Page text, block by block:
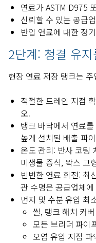
연료가 ASTM D975
신뢰할 수 있는 공급
반입 연료에 대한 정
2단계: 청결 유
현장 연료 저장 탱크는
적절한 드레인 지점
오.
탱크 바닥에서 연료
높게 설치된 배출 파
온도 관리: 반사 코팅
미생물 증식, 왁스 고
빈번한 연료 회전: 최
관 수명은 공급업체
먼지 및 수분 유입 최
씰, 탱크 해치 커
모든 브리더 파이
오염 유입 지점